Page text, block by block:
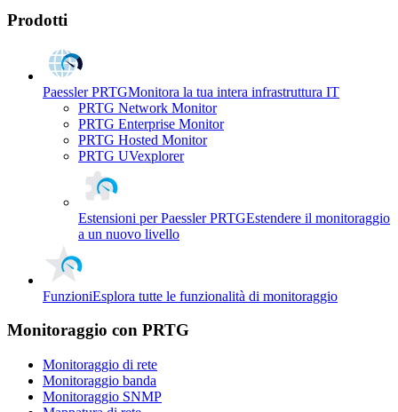
Prodotti
Paessler PRTGMonitora la tua intera infrastruttura IT
PRTG Network Monitor
PRTG Enterprise Monitor
PRTG Hosted Monitor
PRTG UVexplorer
Estensioni per Paessler PRTGEstendere il monitoraggio
a un nuovo livello
FunzioniEsplora tutte le funzionalità di monitoraggio
Monitoraggio con PRTG
Monitoraggio di rete
Monitoraggio banda
Monitoraggio SNMP